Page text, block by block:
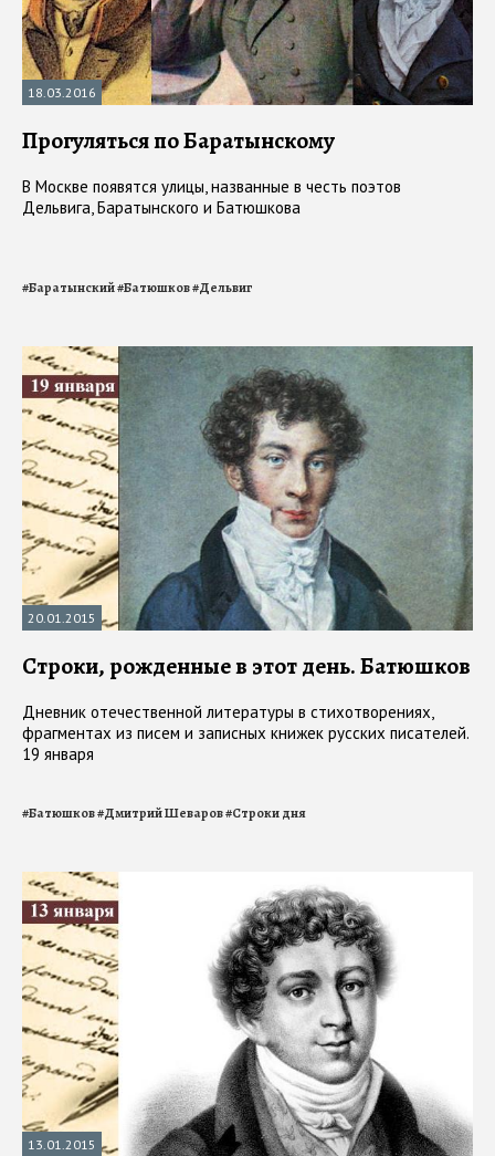
18.03.2016
Прогуляться по Баратынскому
В Москве появятся улицы, названные в честь поэтов
Дельвига, Баратынского и Батюшкова
#Баратынский#Батюшков#Дельвиг
20.01.2015
Строки, рожденные в этот день. Батюшков
Дневник отечественной литературы в стихотворениях,
фрагментах из писем и записных книжек русских писателей.
19 января
#Батюшков#Дмитрий Шеваров#Строки дня
13.01.2015